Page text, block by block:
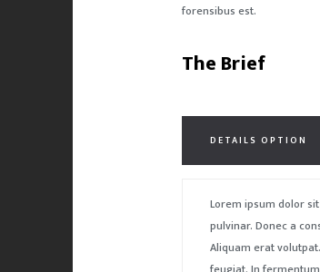
forensibus est.
The Brief
DETAILS OPTION
Lorem ipsum dolor
pulvinar. Donec a
Aliquam erat